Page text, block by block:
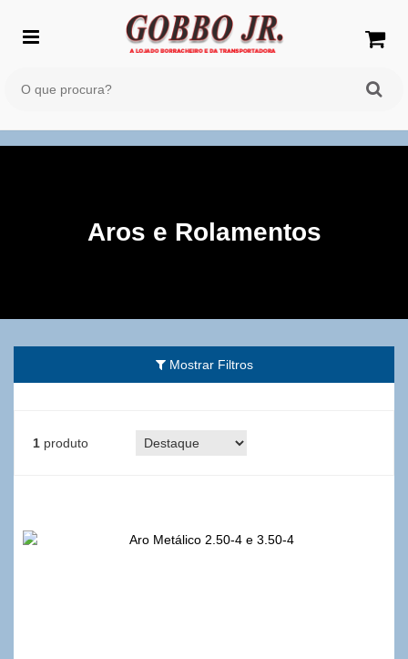
Aros e Rolamentos
Mostrar Filtros
1 produto